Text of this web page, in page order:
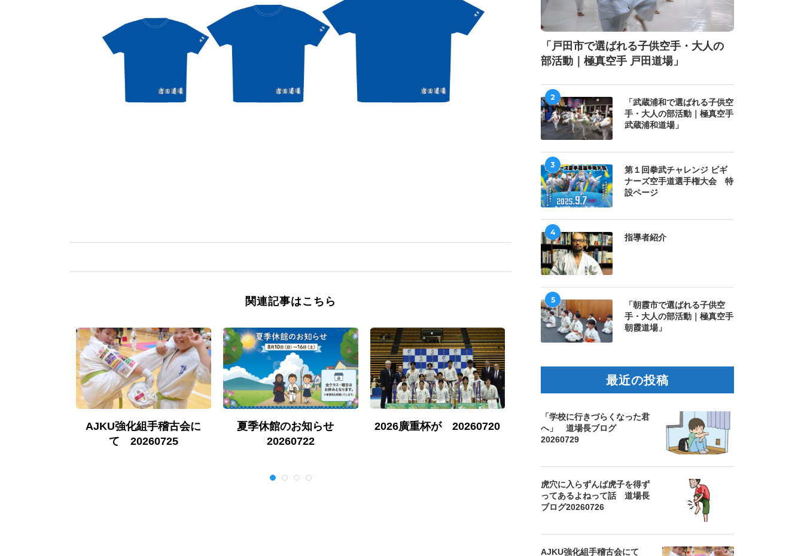
関連記事はこちら
AJKU強化組手稽古会に
て 20260725
夏季休館のお知らせ
20260722
2026廣重杯が 20260720
勇士會館 東京都選抜大会
2026にて 20260712
2026 全日本少年少女極真空
手道選手権大会で
20260711
「戸田市で選ばれる子供空手・大人の
部活動｜極真空手 戸田道場」
2
「武蔵浦和で選ばれる子供空
手・大人の部活動｜極真空手
武蔵浦和道場」
3
第１回拳武チャレンジ ビギ
ナーズ空手道選手権大会 特
設ページ
4
指導者紹介
5
「朝霞市で選ばれる子供空
手・大人の部活動｜極真空手
朝霞道場」
最近の投稿
「学校に行きづらくなった君
へ」 道場長ブログ
20260729
虎穴に入らずんば虎子を得ず
ってあるよねって話 道場長
ブログ20260726
AJKU強化組手稽古会にて